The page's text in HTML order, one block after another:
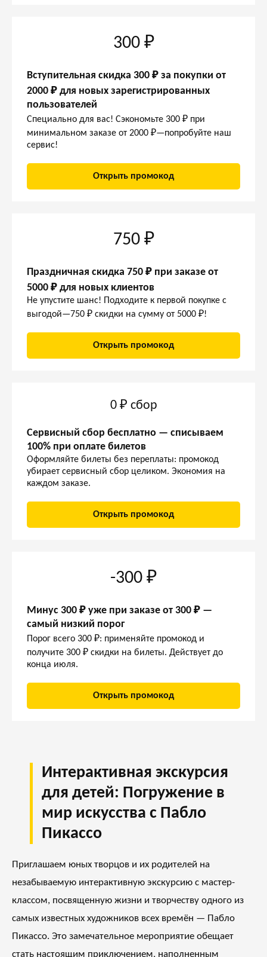
300 ₽
Вступительная скидка 300 ₽ за покупки от
2000 ₽ для новых зарегистрированных
пользователей
Специально для вас! Сэкономьте 300 ₽ при
минимальном заказе от 2000 ₽—попробуйте наш
сервис!
Открыть промокод
750 ₽
Праздничная скидка 750 ₽ при заказе от
5000 ₽ для новых клиентов
Не упустите шанс! Подходите к первой покупке с
выгодой—750 ₽ скидки на сумму от 5000 ₽!
Открыть промокод
0 ₽ сбор
Сервисный сбор бесплатно — списываем
100% при оплате билетов
Оформляйте билеты без переплаты: промокод
убирает сервисный сбор целиком. Экономия на
каждом заказе.
Открыть промокод
-300 ₽
Минус 300 ₽ уже при заказе от 300 ₽ —
самый низкий порог
Порог всего 300 ₽: применяйте промокод и
получите 300 ₽ скидки на билеты. Действует до
конца июля.
Открыть промокод
Интерактивная экскурсия
для детей: Погружение в
мир искусства с Пабло
Пикассо
Приглашаем юных творцов и их родителей на
незабываемую интерактивную экскурсию с мастер-
классом, посвященную жизни и творчеству одного из
самых известных художников всех времён — Пабло
Пикассо. Это замечательное мероприятие обещает
стать настоящим приключением, наполненным